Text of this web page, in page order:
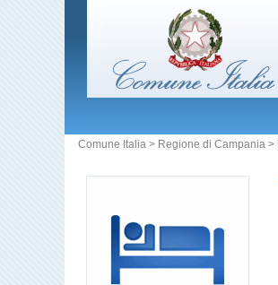
Comune Italia > Regione di Campania >